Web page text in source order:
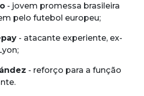
- jovem promessa brasileira
pelo futebol europeu;
- atacante experiente, ex-
- reforço para a função